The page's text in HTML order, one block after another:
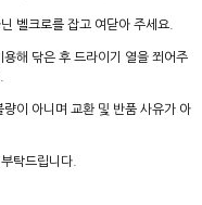
벨크로를 잡고 여닫아 주세요.
해 닦은 후 드라이기 열을 쬐어주
이 아니며 교환 및 반품 사유가 아
탁드립니다.